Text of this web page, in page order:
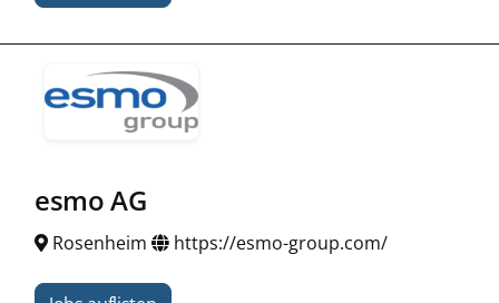
esmo AG
Rosenheim https://esmo-group.com/